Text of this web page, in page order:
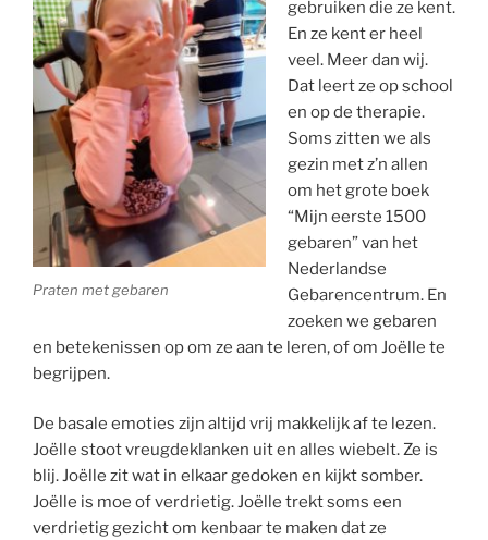
Praten met gebaren
gebruiken die ze kent.
En ze kent er heel
veel. Meer dan wij.
Dat leert ze op school
en op de therapie.
Soms zitten we als
gezin met z’n allen
om het grote boek
“Mijn eerste 1500
gebaren” van het
Nederlandse
Gebarencentrum. En
zoeken we gebaren
en betekenissen op om ze aan te leren, of om Joëlle te
begrijpen.
De basale emoties zijn altijd vrij makkelijk af te lezen.
Joëlle stoot vreugdeklanken uit en alles wiebelt. Ze is
blij. Joëlle zit wat in elkaar gedoken en kijkt somber.
Joëlle is moe of verdrietig. Joëlle trekt soms een
verdrietig gezicht om kenbaar te maken dat ze